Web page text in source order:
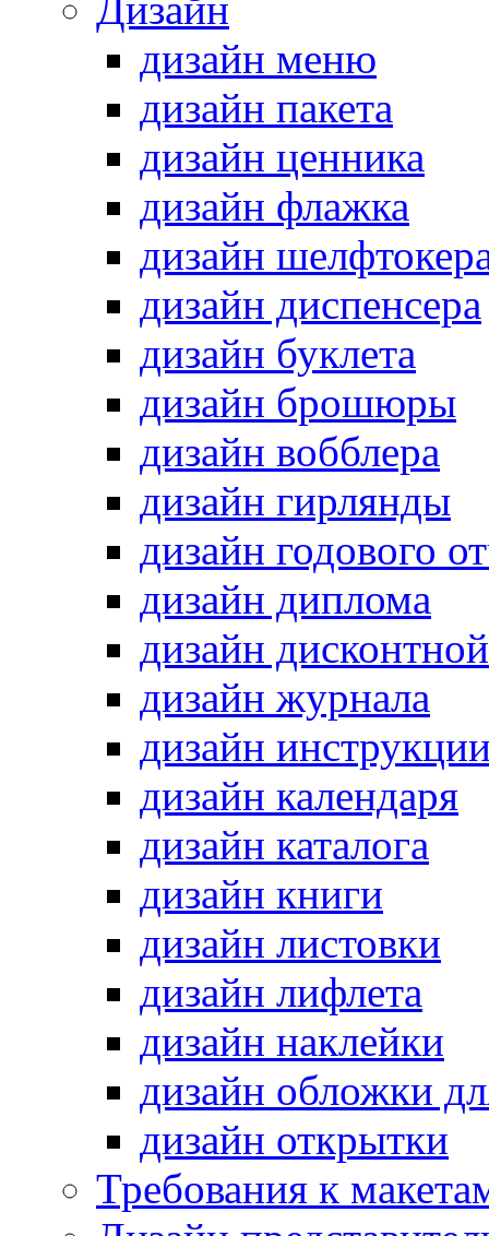
дизайн меню
дизайн пакета
дизайн ценника
дизайн флажка
дизайн
дизайн диспенсера
дизайн буклета
дизайн брошюры
дизайн вобблера
дизайн гирлянды
дизайн годового
дизайн диплома
дизайн
дизайн журнала
дизайн
дизайн календаря
дизайн каталога
дизайн книги
дизайн листовки
дизайн лифлета
дизайн наклейки
дизайн обложки
дизайн открытки
Требования к